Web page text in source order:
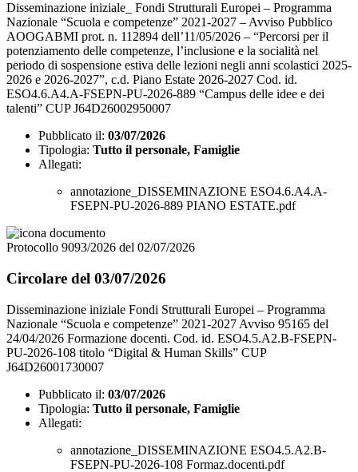
Disseminazione iniziale_ Fondi Strutturali Europei – Programma
Nazionale “Scuola e competenze” 2021-2027 – Avviso Pubblico
AOOGABMI prot. n. 112894 dell’11/05/2026 – “Percorsi per il
potenziamento delle competenze, l’inclusione e la socialità nel
periodo di sospensione estiva delle lezioni negli anni scolastici 2025-
2026 e 2026-2027”, c.d. Piano Estate 2026-2027 Cod. id.
ESO4.6.A4.A-FSEPN-PU-2026-889 “Campus delle idee e dei
talenti” CUP J64D26002950007
Pubblicato il: 03/07/2026
Tipologia: Tutto il personale, Famiglie
Allegati:
annotazione_DISSEMINAZIONE ESO4.6.A4.A-
FSEPN-PU-2026-889 PIANO ESTATE.pdf
Protocollo 9093/2026 del 02/07/2026
Circolare del 03/07/2026
Disseminazione iniziale Fondi Strutturali Europei – Programma
Nazionale “Scuola e competenze” 2021-2027 Avviso 95165 del
24/04/2026 Formazione docenti. Cod. id. ESO4.5.A2.B-FSEPN-
PU-2026-108 titolo “Digital & Human Skills” CUP
J64D26001730007
Pubblicato il: 03/07/2026
Tipologia: Tutto il personale, Famiglie
Allegati:
annotazione_DISSEMINAZIONE ESO4.5.A2.B-
FSEPN-PU-2026-108 Formaz.docenti.pdf